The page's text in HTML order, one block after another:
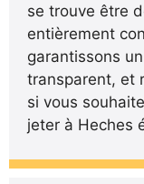
se trouve être
entièrement
garantissons
transparent, et
si vous
jeter à Heches